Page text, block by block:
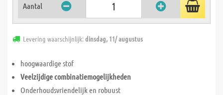
Aantal
Levering waarschijnlijk:dinsdag, 11/ augustus
hoogwaardige stof
Veelzijdige combinatiemogelijkheden
Onderhoudsvriendelijk en robuust